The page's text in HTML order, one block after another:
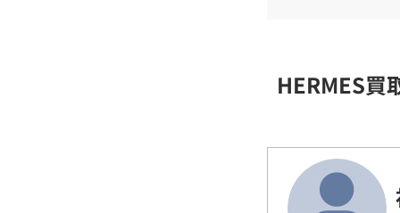
HERMES買